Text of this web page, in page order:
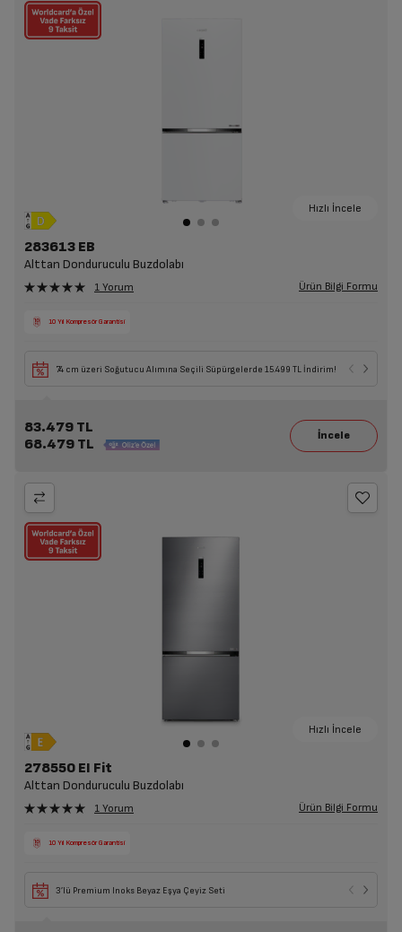
Hızlı İncele
283613 EB
Alttan Donduruculu Buzdolabı
1 Yorum Ürün Bilgi Formu
10 Yıl Kompresör Garantisi
74 cm üzeri Soğutucu Alımına Seçili Süpürgelerde 15.499 TL İndirim!
83.479 TL
68.479 TL
Hızlı İncele
278550 EI Fit
Alttan Donduruculu Buzdolabı
1 Yorum Ürün Bilgi Formu
10 Yıl Kompresör Garantisi
3’lü Premium Inoks Beyaz Eşya Çeyiz Seti